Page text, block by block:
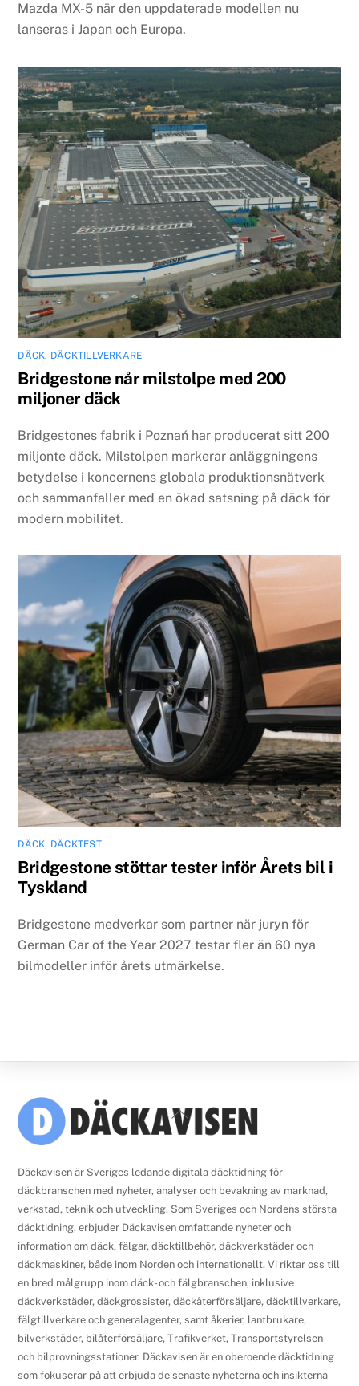
Mazda MX-5 när den uppdaterade modellen nu
lanseras i Japan och Europa.
DÄCK, DÄCKTILLVERKARE
Bridgestone når milstolpe med 200
miljoner däck
Bridgestones fabrik i Poznań har producerat sitt 200
miljonte däck. Milstolpen markerar anläggningens
betydelse i koncernens globala produktionsnätverk
och sammanfaller med en ökad satsning på däck för
modern mobilitet.
DÄCK, DÄCKTEST
Bridgestone stöttar tester inför Årets bil i
Tyskland
Bridgestone medverkar som partner när juryn för
German Car of the Year 2027 testar fler än 60 nya
bilmodeller inför årets utmärkelse.
Back
To
Däckavisen är Sveriges ledande digitala däcktidning för
däckbranschen med nyheter, analyser och bevakning av marknad,
verkstad, teknik och utveckling. Som Sveriges och Nordens största
däcktidning, erbjuder Däckavisen omfattande nyheter och
information om däck, fälgar, däcktillbehör, däckverkstäder och
däckmaskiner, både inom Norden och internationellt. Vi riktar oss till
en bred målgrupp inom däck- och fälgbranschen, inklusive
däckverkstäder, däckgrossister, däckåterförsäljare, däcktillverkare,
fälgtillverkare och generalagenter, samt åkerier, lantbrukare,
bilverkstäder, bilåterförsäljare, Trafikverket, Transportstyrelsen
och bilprovningsstationer. Däckavisen är en oberoende däcktidning
som fokuserar på att erbjuda de senaste nyheterna och insikterna